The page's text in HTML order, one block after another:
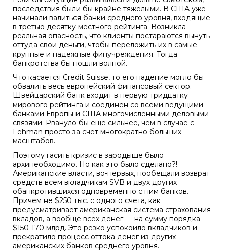
последствия были бы крайне тяжелыми. В США уже
начинали валиться банки среднего уровня, входящие
в третью десятку местного рейтинга. Возникла
реальная опасность, что клиенты постараются вынуть
оттуда свои деньги, чтобы переложить их в самые
крупные и надежные финучреждения. Тогда
банкротства бы пошли волной.
Что касается Credit Suisse, то его падение могло бы
обвалить весь европейский финансовый сектор.
Швейцарский банк входит в первую тридцатку
мирового рейтинга и соединен со всеми ведущими
банками Европы и США многочисленными деловыми
связями. Рвануло бы еще сильнее, чем в случае с
Lehman просто за счет многократно больших
масштабов.
Поэтому гасить кризис в зародыше было
архинеобходимо. Но как это было сделано?!
Американские власти, во-первых, пообещали возврат
средств всем вкладчикам SVB и двух других
обанкротившихся одновременно с ним банков.
Причем не $250 тыс. с одного счета, как
предусматривает американская система страхования
вкладов, а вообще всех денег — на сумму порядка
$150-170 млрд. Это резко успокоило вкладчиков и
прекратило процесс оттока денег из других
американских банков среднего уровня.